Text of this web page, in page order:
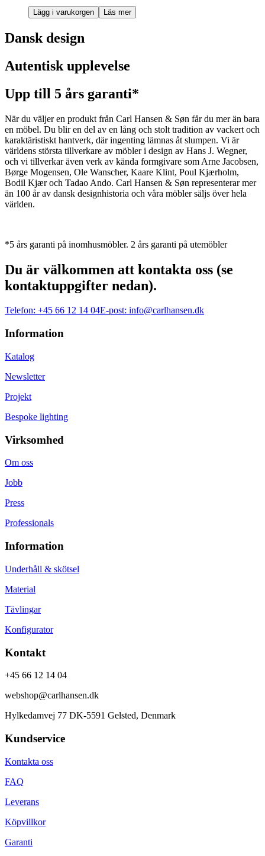
Lägg i varukorgen Läs mer
Dansk design
Autentisk upplevelse
Upp till 5 års garanti*
När du väljer en produkt från Carl Hansen & Søn får du mer än bara
en möbel. Du blir en del av en lång och stolt tradition av vackert och
karaktäristiskt hantverk, där ingenting lämnas åt slumpen. Vi är
världens största tillverkare av möbler i design av Hans J. Wegner,
och vi tillverkar även verk av kända formgivare som Arne Jacobsen,
Børge Mogensen, Ole Wanscher, Kaare Klint, Poul Kjærholm,
Bodil Kjær och Tadao Ando. Carl Hansen & Søn representerar mer
än 100 år av dansk designhistoria och våra möbler säljs över hela
världen.
*5 års garanti på inomhusmöbler. 2 års garanti på utemöbler
Du är välkommen att kontakta oss (se
kontaktuppgifter nedan).
Telefon: +45 66 12 14 04E-post: info@carlhansen.dk
Information
Katalog
Newsletter
Projekt
Bespoke lighting
Virksomhed
Om oss
Jobb
Press
Professionals
Information
Underhåll & skötsel
Material
Tävlingar
Konfigurator
Kontakt
+45 66 12 14 04
webshop@carlhansen.dk
Hylkedamvej 77 DK-5591 Gelsted, Denmark
Kundservice
Kontakta oss
FAQ
Leverans
Köpvillkor
Garanti